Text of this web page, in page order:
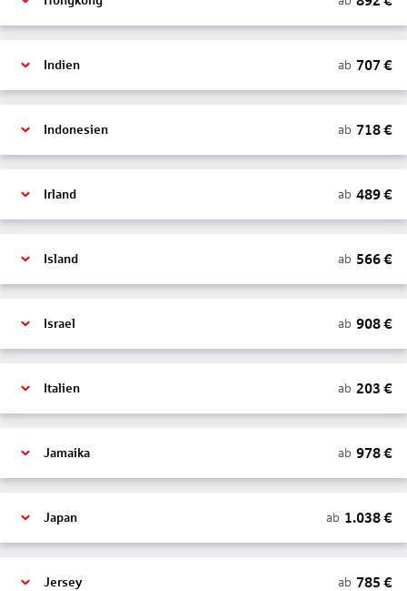
Indien ab 707 €
Indonesien ab 718€
Irland ab 489€
Island ab 566€
Israel ab 908€
Italien ab 203 €
Jamaika ab 978€
Japan ab 1.038€
Jersey ab 785 €